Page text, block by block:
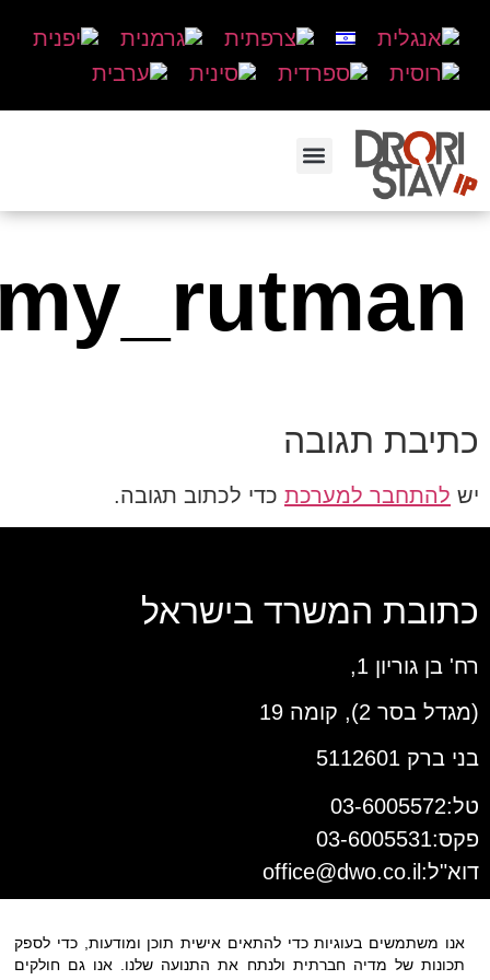
כתיבת תגובה
יש להתחבר למערכת כדי לכתוב תגובה.
כתובת המשרד בישראל
רח' בן גוריון 1,
(מגדל בסר 2), קומה 19
בני ברק 5112601
טל:03-6005572
פקס:03-6005531
דוא"ל: office@dwo.co.il
אנו משתמשים בעוגיות כדי להתאים אישית תוכן ומודעות, כדי לספק
תכונות של מדיה חברתית ולנתח את התנועה שלנו. אנו גם חולקים